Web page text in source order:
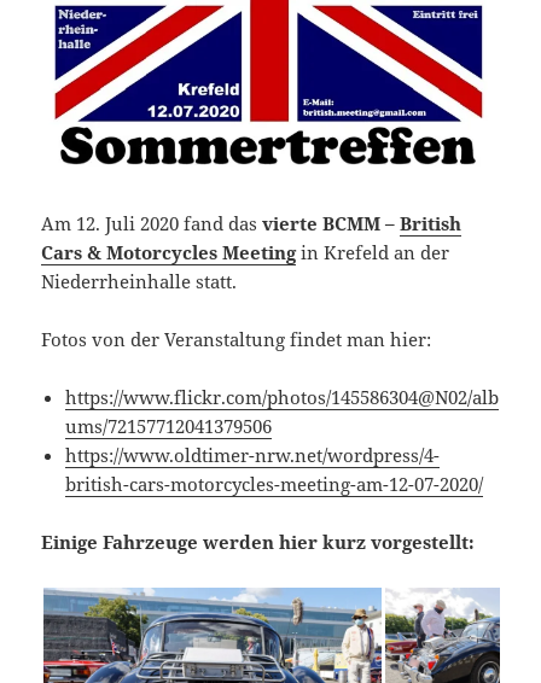
Am 12. Juli 2020 fand dasvierte BCMM –British
Cars & Motorcycles Meetingin Krefeld an der
Niederrheinhalle statt.
Fotos von der Veranstaltung findet man hier:
https://www.flickr.com/photos/145586304@N02/alb
ums/72157712041379506
https://www.oldtimer-nrw.net/wordpress/4-
british-cars-motorcycles-meeting-am-12-07-2020/
Einige Fahrzeuge werden hier kurz vorgestellt: